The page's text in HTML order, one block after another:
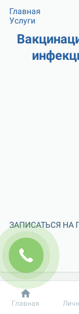
Главная
Услуги
ЗАПИСАТЬСЯ НА
Добробут
Главная